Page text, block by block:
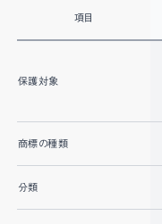
項目
保護対象
商標の種類
分類